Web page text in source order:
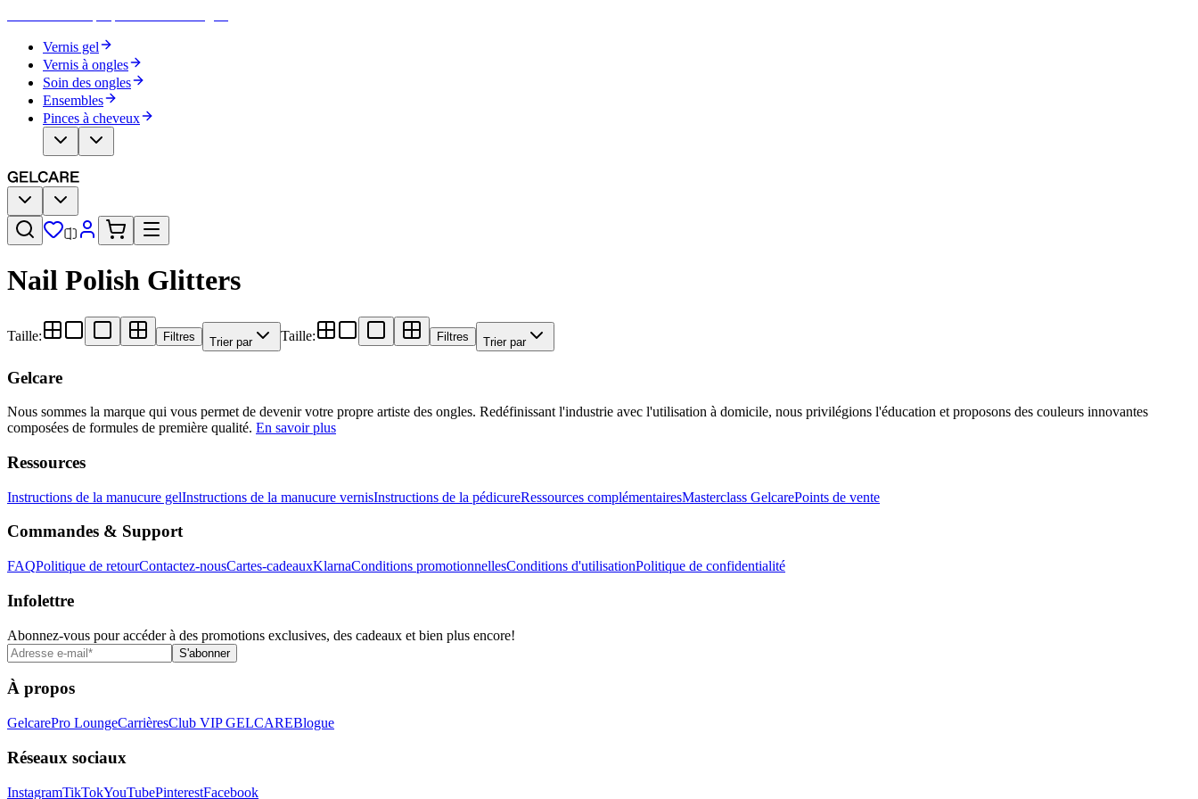
Vernis gel
Vernis à ongles
Soin des ongles
Ensembles
Pinces à cheveux
Nail Polish Glitters
Taille: Filtres Trier par Taille: Filtres Trier par
Gelcare
Nous sommes la marque qui vous permet de devenir votre propre artiste des ongles. Redéfinissant l'industrie avec l'utilisation à domicile, nous privilégions l'éducation et proposons des couleurs innovantes
composées de formules de première qualité. En savoir plus
Ressources
Instructions de la manucure gelInstructions de la manucure vernisInstructions de la pédicureRessources complémentairesMasterclass GelcarePoints de vente
Commandes & Support
FAQPolitique de retourContactez-nousCartes-cadeauxKlarnaConditions promotionnellesConditions d'utilisationPolitique de confidentialité
Infolettre
Abonnez-vous pour accéder à des promotions exclusives, des cadeaux et bien plus encore!
S'abonner
À propos
GelcarePro LoungeCarrièresClub VIP GELCAREBlogue
Réseaux sociaux
InstagramTikTokYouTubePinterestFacebook